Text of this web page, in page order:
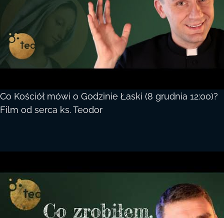
Co Kościół mówi o Godzinie Łaski (8 grudnia 12:00)?
Film od serca ks. Teodor